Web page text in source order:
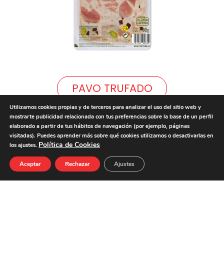
PAVO TRUFADO
Utilizamos cookies propias y de terceros para analizar el uso del sitio web y
mostrarte publicidad relacionada con tus preferencias sobre la base de un perfil
elaborado a partir de tus hábitos de navegación (por ejemplo, páginas
visitadas). Puedes aprender más sobre qué cookies utilizamos o desactivarlas en
los ajustes. Política de Cookies
Aceptar Rechazar Ajustes